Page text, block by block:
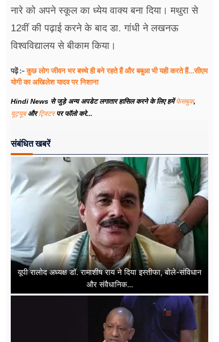
नारे को अपने स्कूल का ध्येय वाक्य बना दिया। मथुरा से
12वीं की पढ़ाई करने के बाद डा. गांधी ने लखनऊ
विश्वविद्यालय से बीकाम किया।
पढ़ें :-कुछ लोग जीवन भर बच्चे ही बने रहते हैं और बबुआ भी यही करते हैं...सीएम
योगी का अखिलेश यादव पर निशाना
Hindi News से जुड़े अन्य अपडेट लगातार हासिल करने के लिए हमेंफेसबुक,
यूट्यूबऔरट्विटरपर फॉलो करे...
संबंधित खबरें
यूपी रालोद अध्यक्ष डॉ. रामाशीष राय ने दिया इस्तीफा, बोले-संविधान
और संवैधानिक...